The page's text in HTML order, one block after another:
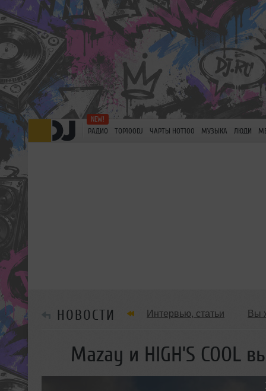
РАДИО TOP100DJ ЧАРТЫ HOT100 МУЗЫКА ЛЮДИ
НОВОСТИ Интервью, статьи Вы
Танцевальные стили
Мужчина & Женщина
Mazay и HIGH’S COOL